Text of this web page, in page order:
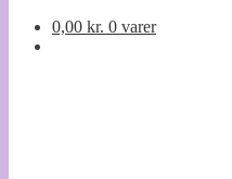
0,00 kr. 0 varer